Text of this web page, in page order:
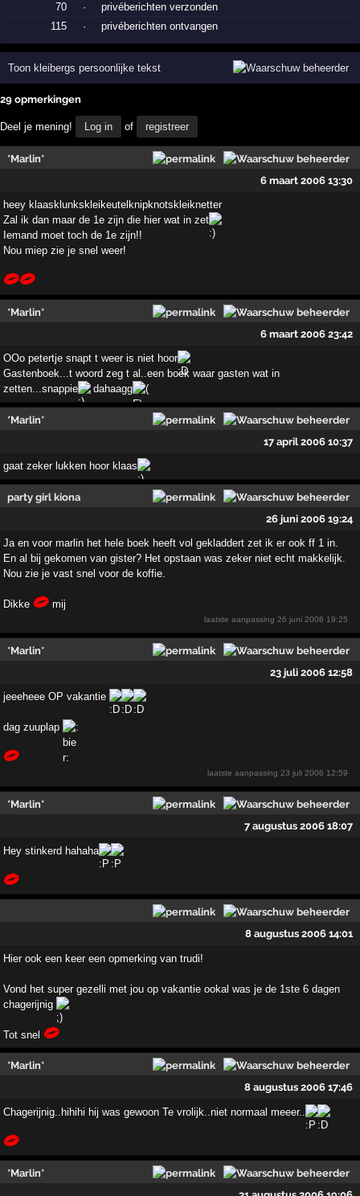
70
·
privéberichten verzonden
115
· privéberichten ontvangen
Toon kleibergs persoonlijke tekst
29 opmerkingen
Deel je mening! Log in of registreer
*Marlin*
6 maart 2006 13:30
heey klaasklunkskleikeutelknipknotskleiknetter
Zal ik dan maar de 1e zijn die hier wat in zet
Iemand moet toch de 1e zijn!!
Nou miep zie je snel weer!
*Marlin*
6 maart 2006 23:42
OOo petertje snapt t weer is niet hoor
Gastenboek...t woord zeg t al..een boek waar gasten wat in
zetten...snappie
dahaagg
*Marlin*
17 april 2006 10:37
gaat zeker lukken hoor klaas
party girl kiona
26 juni 2006 19:24
Ja en voor marlin het hele boek heeft vol gekladdert zet ik er ook ff 1 in.
En al bij gekomen van gister? Het opstaan was zeker niet echt makkelijk.
Nou zie je vast snel voor de koffie.
Dikke mij
laatste aanpassing26 juni 2006 19:25
*Marlin*
23 juli 2006 12:58
jeeeheee OP vakantie
dag zuuplap
laatste aanpassing23 juli 2006 12:59
*Marlin*
7 augustus 2006 18:07
Hey stinkerd hahaha
8 augustus 2006 14:01
Hier ook een keer een opmerking van trudi!
Vond het super gezelli met jou op vakantie ookal was je de 1ste 6 dagen
chagerijnig
Tot snel
*Marlin*
8 augustus 2006 17:46
Chagerijnig..hihihi hij was gewoon Te vrolijk..niet normaal meeer..
*Marlin*